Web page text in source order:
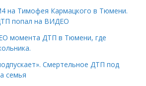
на Тимофея Кармацкого в Тюмени.
попал на ВИДЕО
момента ДТП в Тюмени, где
Смертельное ДТП под
семья